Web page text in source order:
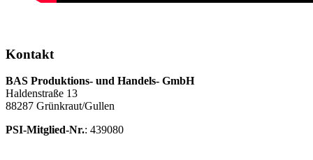
Kontakt
BAS Produktions- und Handels- GmbH
Haldenstraße 13
88287 Grünkraut/Gullen
PSI-Mitglied-Nr.: 439080